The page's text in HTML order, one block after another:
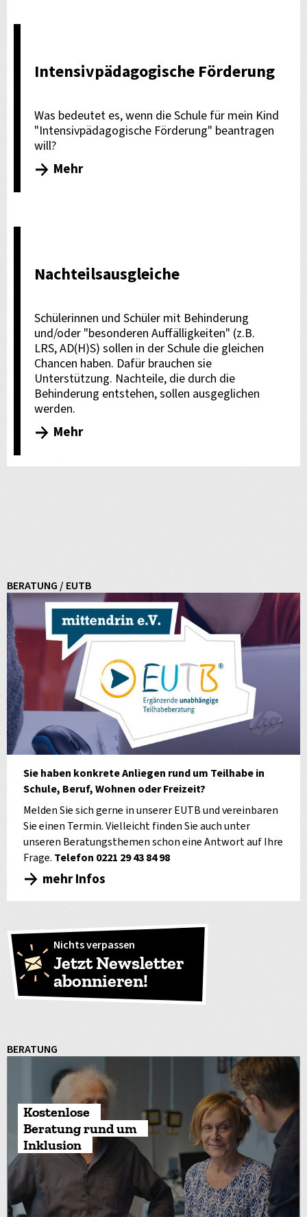
Intensivpädagogische Förderung
Was bedeutet es, wenn die Schule für mein Kind
"Intensivpädagogische Förderung" beantragen
will?
Mehr
Nachteilsausgleiche
Schülerinnen und Schüler mit Behinderung
und/oder "besonderen Auffälligkeiten" (z.B.
LRS, AD(H)S) sollen in der Schule die gleichen
Chancen haben. Dafür brauchen sie
Unterstützung. Nachteile, die durch die
Behinderung entstehen, sollen ausgeglichen
werden.
Mehr
BERATUNG / EUTB
Sie haben konkrete Anliegen rund um Teilhabe in
Schule, Beruf, Wohnen oder Freizeit?
Melden Sie sich gerne in unserer EUTB und vereinbaren
Sie einen Termin. Vielleicht finden Sie auch unter
unseren Beratungsthemen schon eine Antwort auf Ihre
Frage. Telefon 0221 29 43 84 98
mehr Infos
Nichts verpassen
Jetzt Newsletter
abonnieren!
BERATUNG
Kostenlose
Beratung rund um
Inklusion